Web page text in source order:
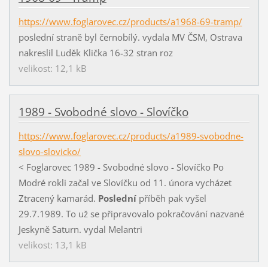
https://www.foglarovec.cz/products/a1968-69-tramp/
poslední straně byl černobílý. vydala MV ČSM, Ostrava
nakreslil Luděk Klička 16-32 stran roz
velikost: 12,1 kB
1989 - Svobodné slovo - Slovíčko
https://www.foglarovec.cz/products/a1989-svobodne-
slovo-slovicko/
< Foglarovec 1989 - Svobodné slovo - Slovíčko Po
Modré rokli začal ve Slovíčku od 11. února vycházet
Ztracený kamarád. Poslednípříběh pak vyšel
29.7.1989. To už se připravovalo pokračování nazvané
Jeskyně Saturn. vydal Melantri
velikost: 13,1 kB